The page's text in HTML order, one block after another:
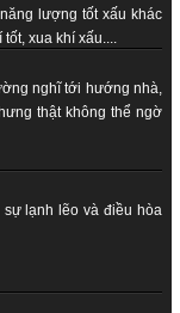
lượng tốt xấu khác
xua khí xấu....
nghĩ tới hướng nhà,
thật không thể ngờ
lạnh lẽo và điều hòa